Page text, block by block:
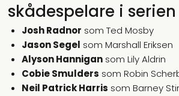
skådespelare i serien
Josh Radnor som Ted Mosby
Jason Segel som Marshall Eriksen
Alyson Hannigansom Lily Aldrin
Cobie Smulders som Robin
Neil Patrick Harris som Barney